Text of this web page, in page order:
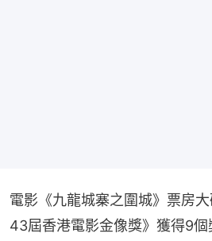
電影《九龍城寨之圍城》票房
43屆香港電影金像獎》獲得9